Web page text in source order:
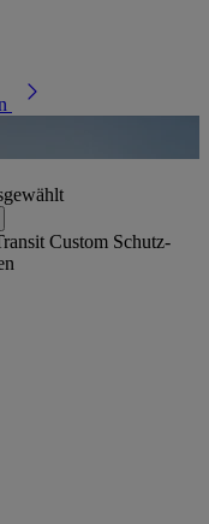
Custom Schutz-